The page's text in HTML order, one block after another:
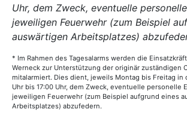
Uhr, dem Zweck, eventuelle
jeweiligen Feuerwehr (zum Beispiel
auswärtigen Arbeitsplatzes)
* Im Rahmen des Tagesalarms werden die
Werneck zur Unterstützung der originär zuständigen
mitalarmiert. Dies dient, jeweils Montag bis Freitag in
Uhr bis 17:00 Uhr, dem Zweck, eventuelle personelle
jeweiligen Feuerwehr (zum Beispiel aufgrund eines
Arbeitsplatzes) abzufedern.